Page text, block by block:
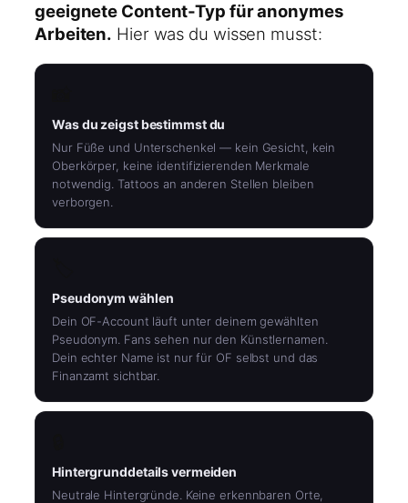
geeignete Content-Typ für anonymes
Arbeiten. Hier was du wissen musst:
Was du zeigst bestimmst du
Nur Füße und Unterschenkel — kein Gesicht, kein
Oberkörper, keine identifizierenden Merkmale
notwendig. Tattoos an anderen Stellen bleiben
verborgen.
Pseudonym wählen
Dein OF-Account läuft unter deinem gewählten
Pseudonym. Fans sehen nur den Künstlernamen.
Dein echter Name ist nur für OF selbst und das
Finanzamt sichtbar.
Hintergrunddetails vermeiden
Neutrale Hintergründe. Keine erkennbaren Orte,